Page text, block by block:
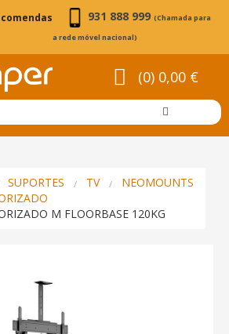
931 888 999 (Chamada para
a rede móvel nacional)
(0) 0,00 €
SUPORTES TV
NEOMOUNTS
M FLOORBASE 120KG